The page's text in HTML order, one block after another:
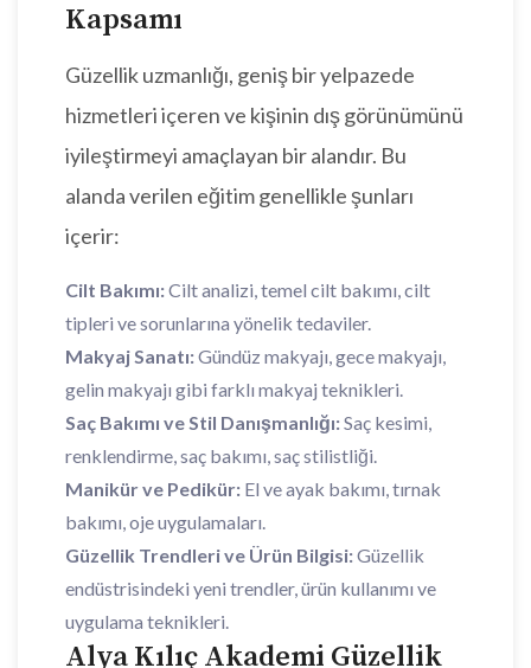
Kapsamı
Güzellik uzmanlığı, geniş bir yelpazede
hizmetleri içeren ve kişinin dış görünümünü
iyileştirmeyi amaçlayan bir alandır. Bu
alanda verilen eğitim genellikle şunları
içerir:
Cilt Bakımı:Cilt analizi, temel cilt bakımı, cilt
tipleri ve sorunlarına yönelik tedaviler.
Makyaj Sanatı:Gündüz makyajı, gece makyajı,
gelin makyajı gibi farklı makyaj teknikleri.
Saç Bakımı ve Stil Danışmanlığı:Saç kesimi,
renklendirme, saç bakımı, saç stilistliği.
Manikür ve Pedikür: El ve ayak bakımı, tırnak
bakımı, oje uygulamaları.
Güzellik Trendleri ve Ürün Bilgisi:Güzellik
endüstrisindeki yeni trendler, ürün kullanımı ve
uygulama teknikleri.
Alya Kılıç Akademi Güzellik